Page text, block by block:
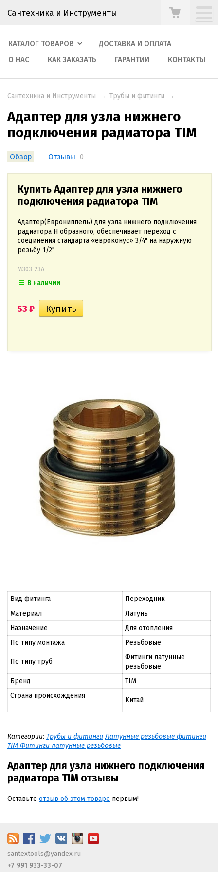
Сантехника и Инструменты
КАТАЛОГ ТОВАРОВ
ДОСТАВКА И ОПЛАТА
О НАС
КАК ЗАКАЗАТЬ ГАРАНТИИ КОНТАКТЫ
Сантехника и Инструменты → Трубы и фитинги →
Адаптер для узла нижнего
подключения радиатора TIM
Обзор Отзывы 0
Купить Адаптер для узла нижнего
подключения радиатора TIM
Адаптер(Еврониппель) для узла нижнего подключения
радиатора H образного, обеспечивает переход с
соединения стандарта «евроконус» 3/4" на наружную
резьбу 1/2"
M303-23A
В наличии
53 ₽
Вид фитинга
Переходник
Материал
Латунь
Назначение
Для отопления
По типу монтажа
Резьбовые
По типу труб
Фитинги латунные
резьбовые
Бренд
TIM
Страна происхождения
Китай
Категории: Трубы и фитинги Латунные резьбовые фитинги
TIM Фитинги латунные резьбовые
Адаптер для узла нижнего подключения
радиатора TIM отзывы
Оставьте отзыв об этом товаре первым!
santextools@yandex.ru
+7 991 933-33-07